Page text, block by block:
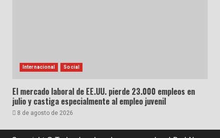
Internacional Social
El mercado laboral de EE.UU. pierde 23.000 empleos en
julio y castiga especialmente al empleo juvenil
8 de agosto de 2026